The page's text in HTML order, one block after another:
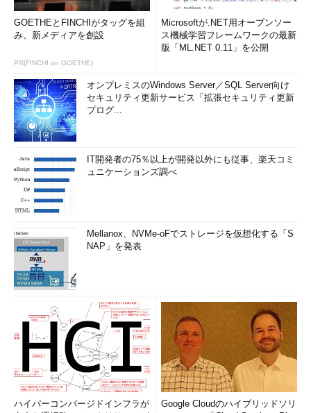
GOETHEとFINCHIがタッグを組
み、新メディアを創設
PR(FINCHI on GOETHE)
Microsoftが.NET用オープンソー
ス機械学習フレームワークの最新
版「ML.NET 0.11」を公開
オンプレミスのWindows Server／SQL Server向け
セキュリティ更新サービス「拡張セキュリティ更新
プログ...
IT開発者の75％以上が開発以外にも従事、楽天コミ
ュニケーションズ調べ
Mellanox、NVMe-oFでストレージを仮想化する「S
NAP」を発表
ハイパーコンバージドインフラが
Google Cloudのハイブリッドソリ